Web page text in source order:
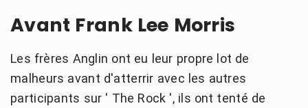
Avant Frank Lee Morris
Les frères Anglin ont eu leur propre lot de
malheurs avant d'atterrir avec les autres
participants sur ' The Rock ', ils ont tenté de